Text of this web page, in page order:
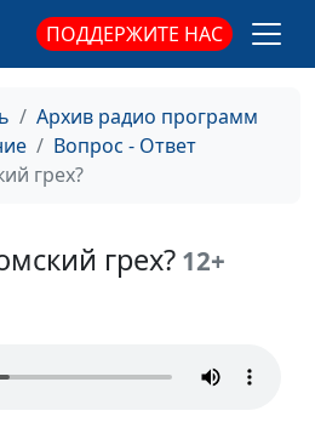
ПОДДЕРЖИТЕ НАС
Архив радио программ
Вопрос - Ответ
грех?
грех? 12+